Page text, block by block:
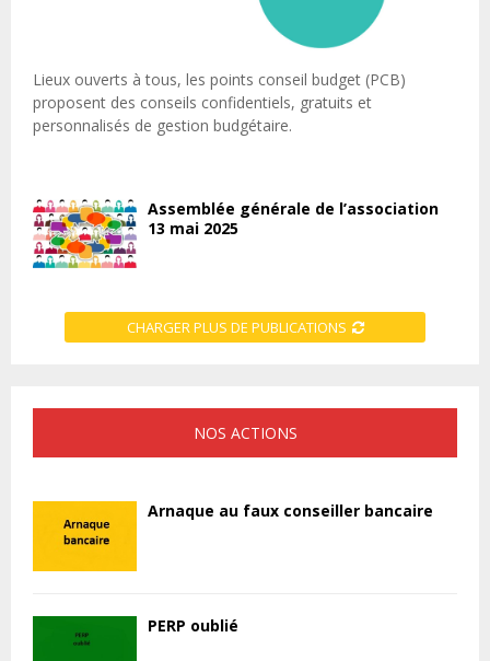
Lieux ouverts à tous, les points conseil budget (PCB)
proposent des conseils confidentiels, gratuits et
personnalisés de gestion budgétaire.
Assemblée générale de l’association
13 mai 2025
CHARGER PLUS DE PUBLICATIONS
NOS ACTIONS
Arnaque au faux conseiller bancaire
PERP oublié